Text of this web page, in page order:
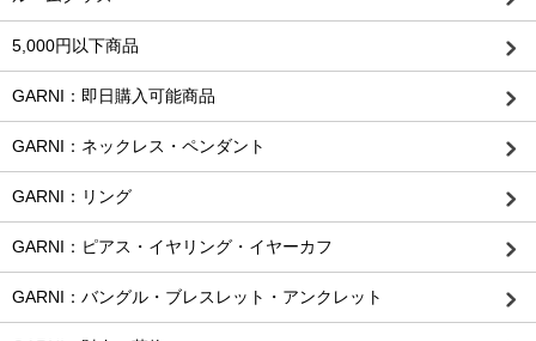
5,000円以下商品
GARNI：即日購入可能商品
GARNI：ネックレス・ペンダント
GARNI：リング
GARNI：ピアス・イヤリング・イヤーカフ
GARNI：バングル・ブレスレット・アンクレット